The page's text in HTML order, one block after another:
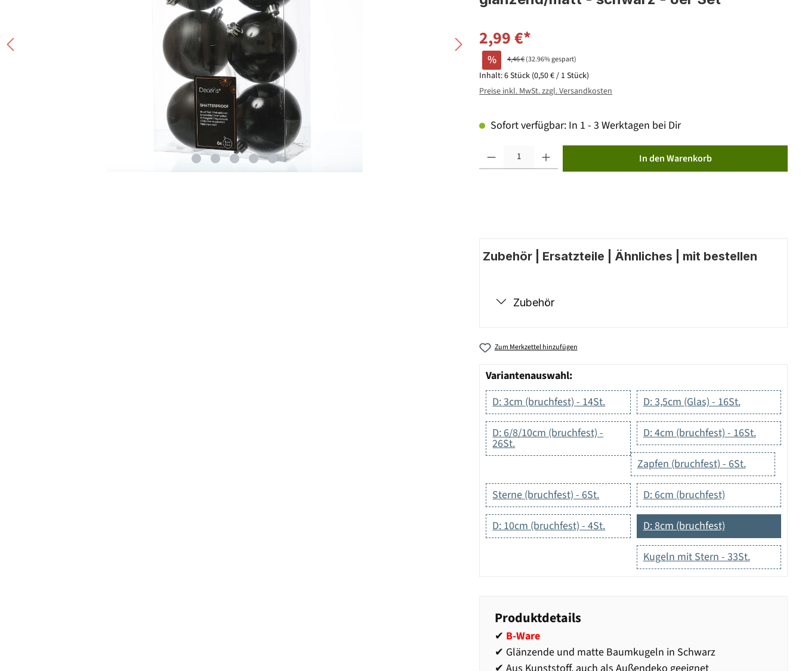
2,99 €*
% 4,46 €(32.96% gespart)
Inhalt:6 Stück (0,50 € / 1 Stück)
Preise inkl. MwSt. zzgl. Versandkosten
Sofort verfügbar: In 1 - 3 Werktagen bei Dir
In den Warenkorb
Zubehör | Ersatzteile | Ähnliches | mit bestellen
Zubehör
Zum Merkzettel hinzufügen
Variantenauswahl:
D: 3cm (bruchfest) - 14St.
D: 3,5cm (Glas) - 16St.
D: 6/8/10cm (bruchfest) -
26St.
D: 4cm (bruchfest) - 16St.
Zapfen (bruchfest) - 6St.
D: 6cm (bruchfest)
Sterne (bruchfest) - 6St.
D: 8cm (bruchfest)
D: 10cm (bruchfest) - 4St.
Kugeln mit Stern - 33St.
Produktdetails
✔ B-Ware
✔ Glänzende und matte Baumkugeln in Schwarz